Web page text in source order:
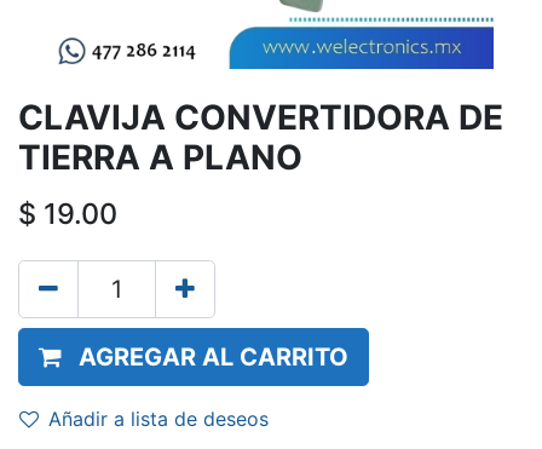
CLAVIJA CONVERTIDORA DE
TIERRA A PLANO
$ 19.00
AGREGAR AL CARRITO
Añadir a lista de deseos